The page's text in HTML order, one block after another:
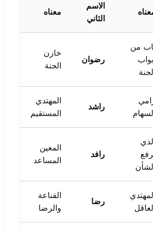
الاسم
الثاني
معناه
من
رضوان
خازن
الجنة
راشد
المهتدي
المستقيم
رافد
المعين
المساعد
رضا
القناعة
والرضا